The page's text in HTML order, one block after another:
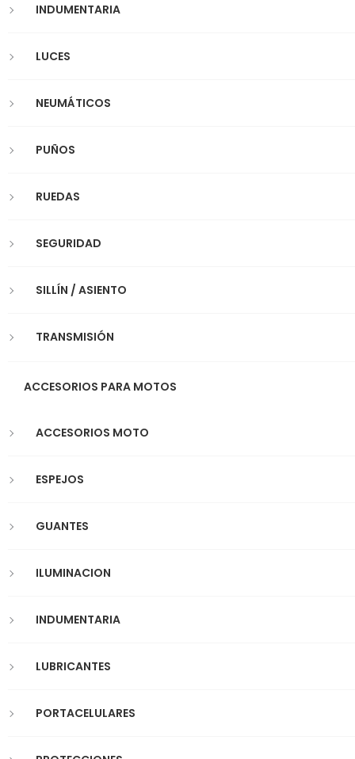
INDUMENTARIA
LUCES
NEUMÁTICOS
PUÑOS
RUEDAS
SEGURIDAD
SILLÍN / ASIENTO
TRANSMISIÓN
ACCESORIOS PARA MOTOS
ACCESORIOS MOTO
ESPEJOS
GUANTES
ILUMINACION
INDUMENTARIA
LUBRICANTES
PORTACELULARES